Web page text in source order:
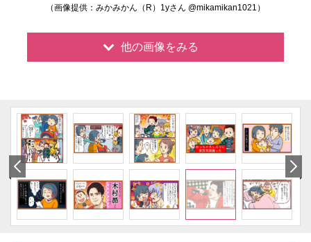
（画像提供：みかみかん（R）1yさん @mikamikan1021）
他の画像をみる